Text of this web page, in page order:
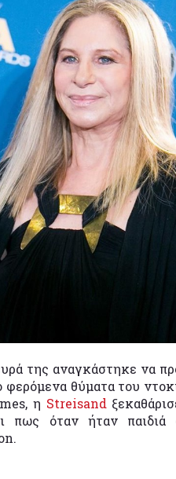
της αναγκάστηκε να
φερόμενα θύματα του
η Streisand
όταν ήταν παιδιά